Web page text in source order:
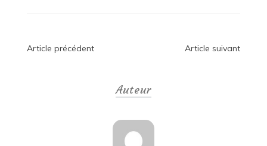
Navigation
Article précédent Article suivant
Auteur